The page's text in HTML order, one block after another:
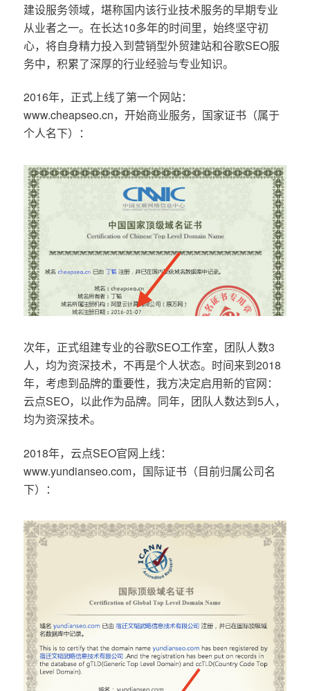
建设服务领域，堪称国内该行业技术服务的早期专业
从业者之一。在长达10多年的时间里，始终坚守初
心，将自身精力投入到营销型外贸建站和谷歌SEO服
务中，积累了深厚的行业经验与专业知识。
2016年，正式上线了第一个网站：
www.cheapseo.cn，开始商业服务，国家证书（属于
个人名下）：
次年，正式组建专业的谷歌SEO工作室，团队人数3
人，均为资深技术，不再是个人状态。时间来到2018
年，考虑到品牌的重要性，我方决定启用新的官网：
云点SEO，以此作为品牌。同年，团队人数达到5人，
均为资深技术。
2018年，云点SEO官网上线：
www.yundianseo.com，国际证书（目前归属公司名
下）：